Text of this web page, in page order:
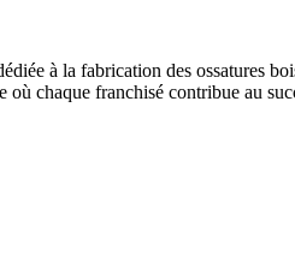
à la fabrication des ossatures
où chaque franchisé contribue au